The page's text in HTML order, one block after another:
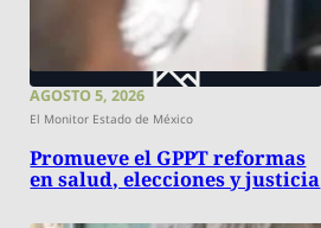
AGOSTO 5, 2026
El Monitor Estado de México
Promueve el GPPT reformas
en salud, elecciones y justicia